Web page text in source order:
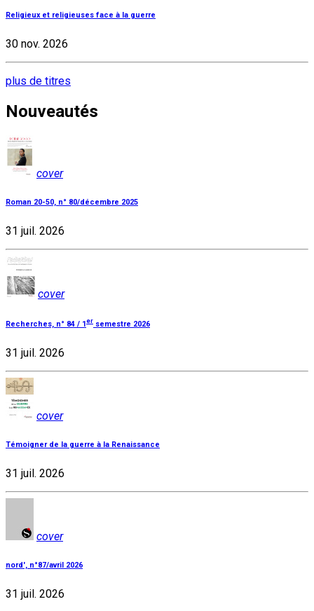
Religieux et religieuses face à la guerre
30 nov. 2026
plus de titres
Nouveautés
cover
Roman 20-50, n° 80/décembre 2025
31 juil. 2026
cover
Recherches, n° 84 / 1 er semestre 2026
31 juil. 2026
cover
Témoigner de la guerre à la Renaissance
31 juil. 2026
cover
nord', n°87/avril 2026
31 juil. 2026